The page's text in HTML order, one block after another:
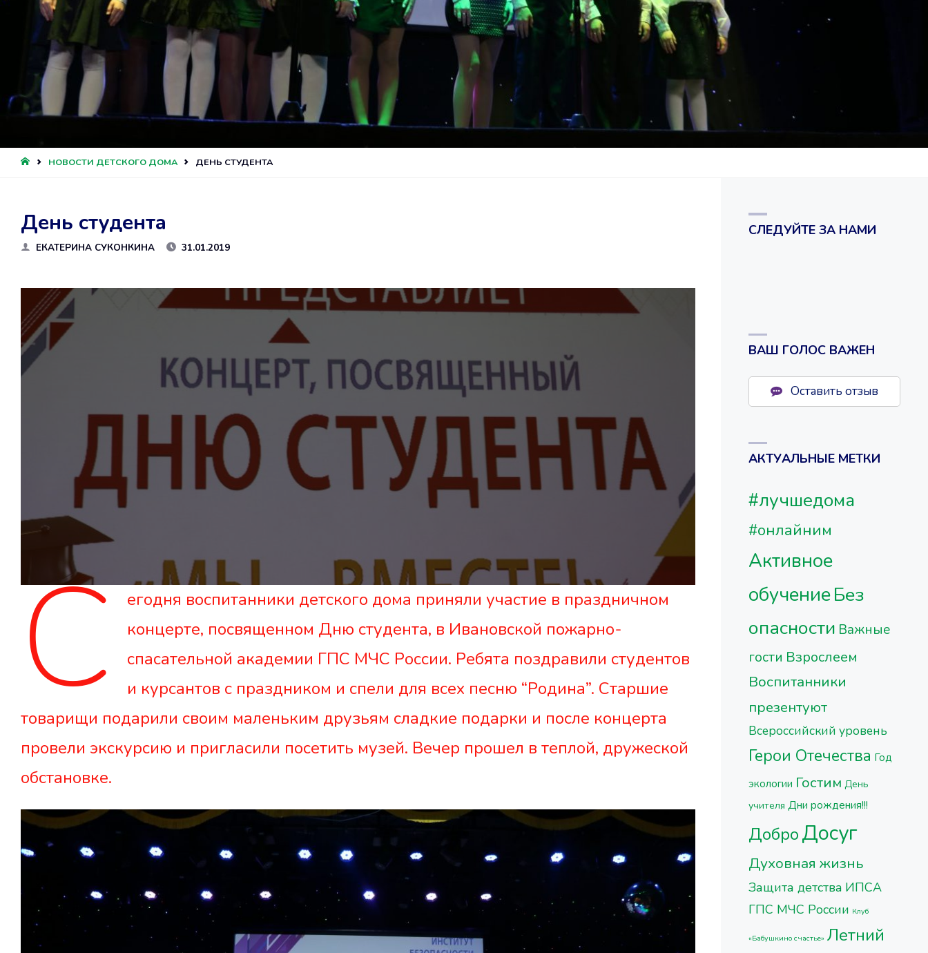
ГЛАВНАЯ
НОВОСТИ ДЕТСКОГО ДОМА ДЕНЬ СТУДЕНТА
День студента
ЕКАТЕРИНА СУКОНКИНА 31.01.2019
С
егодня воспитанники детского дома приняли участие в праздничном
концерте, посвященном Дню студента, в Ивановской пожарно-
спасательной академии ГПС МЧС России. Ребята поздравили студентов
и курсантов с праздником и спели для всех песню “Родина”. Старшие
товарищи подарили своим маленьким друзьям сладкие подарки и после концерта
провели экскурсию и пригласили посетить музей. Вечер прошел в теплой, дружеской
обстановке.
СЛЕДУЙТЕ ЗА НАМИ
ВАШ ГОЛОС ВАЖЕН
Оставить отзыв
АКТУАЛЬНЫЕ МЕТКИ
#лучшедома
#онлайним
Активное
обучениеБез
опасности Важные
гости Взрослеем
Воспитанники
презентуют
Всероссийский уровень
Герои Отечества Год
экологии Гостим День
учителя Дни рождения!!!
ДоброДосуг
Духовная жизнь
Защита детства ИПСА
ГПС МЧС России Клуб
«Бабушкино счастье» Летний